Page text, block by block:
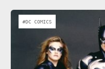
#DC COMICS